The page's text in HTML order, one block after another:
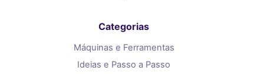
Categorias
Máquinas e Ferramentas
Ideias e Passo a Passo